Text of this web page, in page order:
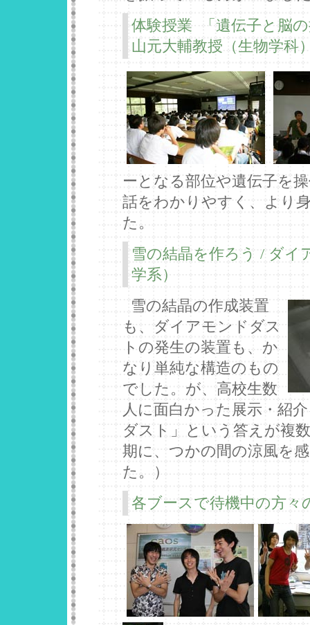
体験授業 「遺伝子と脳
山元大輔教授（生物学科
ーとなる部位や遺伝子を
話をわかりやすく、より
た。
雪の結晶を作ろう / ダイ
学系）
雪の結晶の作成装置
も、ダイアモンドダス
トの発生の装置も、か
なり単純な構造のもの
でした。が、高校生数
人に面白かった展示・紹
ダスト」という答えが複
期に、つかの間の涼風を
た。）
各ブースで待機中の方々